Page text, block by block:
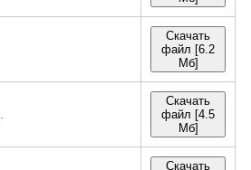
Скачать
файл [6.2
Мб]
Скачать
файл [4.5
Мб]
Скачать